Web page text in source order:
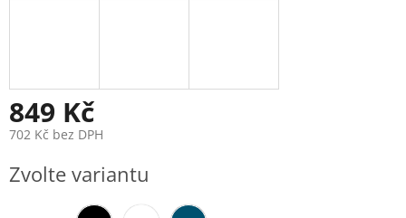
849 Kč
702 Kč bez DPH
cena:
Zvolte variantu